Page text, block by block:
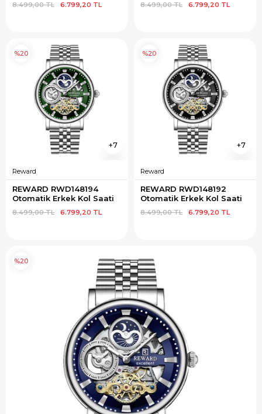
6.799,20 TL
8.499,00 TL 6.799,20 TL
8.499,00 TL
7
Reward
REWARD RWD148194
Otomatik Erkek Kol Saati
6.799,20 TL
8.499,00 TL
%20
7
Reward
REWARD RWD148192
Otomatik Erkek Kol Saati
6.799,20 TL
8.499,00 TL
%20
%20